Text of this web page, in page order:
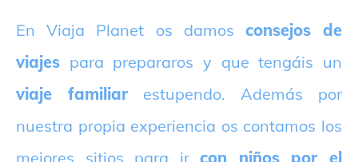
En Viaja Planet os damos consejos de
viajes para prepararos y que tengáis un
viaje familiarestupendo. Además por
nuestra propia experiencia os contamos los
mejores sitios para ircon niños por el